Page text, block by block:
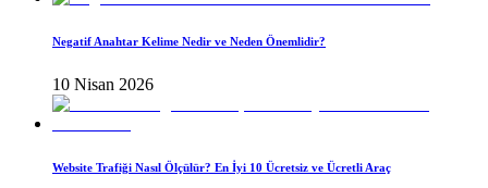
Negatif Anahtar Kelime Nedir ve Neden Önemlidir?
10 Nisan 2026
Website Trafiği Nasıl Ölçülür? En İyi 10 Ücretsiz ve Ücretli Araç